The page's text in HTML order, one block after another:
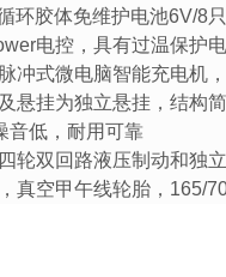
环胶体免维护电池6V/8
电控，具有过温保护
冲式微电脑智能充电机
悬挂为独立悬挂，结构
音低，耐用可靠
轮双回路液压制动和独
真空甲午线轮胎，165/